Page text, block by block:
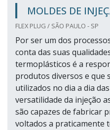
MOLDES DE
FLEX PLUG / SÃO PAULO - SP
Por ser um dos
conta das suas
termoplásticos é a
produtos diversos e que
utilizados no dia a dia
versatilidade da injeção
são capazes de fabricar
voltados a praticamente